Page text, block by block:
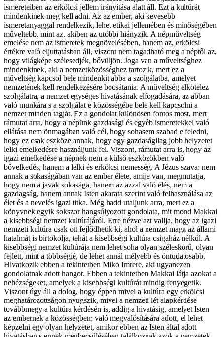
ismereteiben az erkölcsi jellem irányítása alatt áll. Ezt a kultúrát
mindenkinek meg kell adni. Az az ember, aki kevesebb
ismeretanyaggal rendelkezik, lehet etikai jellemében és minőségében
műveltebb, mint az, akiben az utóbbi hiányzik. A népműveltség
emelése nem az ismeretek megnövelésében, hanem az, erkölcsi
értékre való eljuttatásban áll, viszont nem tagadható meg a néptől az,
hogy világképe szélesedjék, bővüljön. Joga van a műveltséghez
mindenkinek, aki a nemzetközösséghez tartozik, mert ez a
műveltség kapcsol bele mindenkit abba a szolgálatba, amelyet
nemzetének kell rendelkezésére bocsátania. A műveltség elkötelez
szolgálatra, a nemzet egységes hivatásának elfogadására, az abban
való munkára s a szolgálat e közösségébe bele kell kapcsolni a
nemzet minden tagját. Ez a gondolat különösen fontos most, mert
rámutat arra, hogy a népünk gazdasági és egyéb ismeretekkel való
ellátása nem önmagában való cél, hogy sohasem szabad elfeledni,
hogy ez csak eszköze annak, hogy egy gazdaságilag jobb helyzetet
lelki emelkedésre használjunk fel. Viszont, rámutat arra is, hogy az
igazi emelkedése a népnek nem a külső eszközökben való
bővelkedés, hanem a lelki és erkölcsi nemesség. A Jézus szava: nem
annak a sokaságában van az ember élete, amije van, megmutatja,
hogy nem a javak sokasága, hanem az azzal való élés, nem a
gazdagság, hanem annak Isten akarata szerint való felhasználása az
élet és a nevelés igazi titka. Még hadd utaljunk arra, mert ez a
könyvnek egyik sokszor hangsúlyozott gondolata, mit mond Makkai
a kisebbségi nemzet kultúrájáról. Erre nézve azt vallja, hogy az igazi
nemzeti kultúra csak ott fejlődhetik ki, ahol a nemzet maga az állami
hatalmát is birtokolja, tehát a kisebbségi kultúra csigaház nélkül. A
kisebbségi nemzet kultúrája nem lehet soha olyan széleskörű, olyan
fejlett, mint a többségié, de lehet annál mélyebb és öntudatosabb.
Hivatkozik ebben a tekintetben Mikó Imrére, aki ugyanezen
gondolatnak adott hangot. Ebben a tekintetben Makkai látja azokat a
nehézségeket, amelyek a kisebbségi kultúrát mindig fenyegetik.
Viszont úgy áll a dolog, hogy éppen mivel a kultúra egy erkölcsi
meghatározottságon nyugszik, mivel a nemzeti lét alapkérdése
továbbmegy a kultúra kérdésén is, addig a hivatásig, amelyet Isten
az embernek a közösségben; való megvalósítására adott, el lehet
képzelni egy olyan helyzetet, amikor ebben az Isten által adott